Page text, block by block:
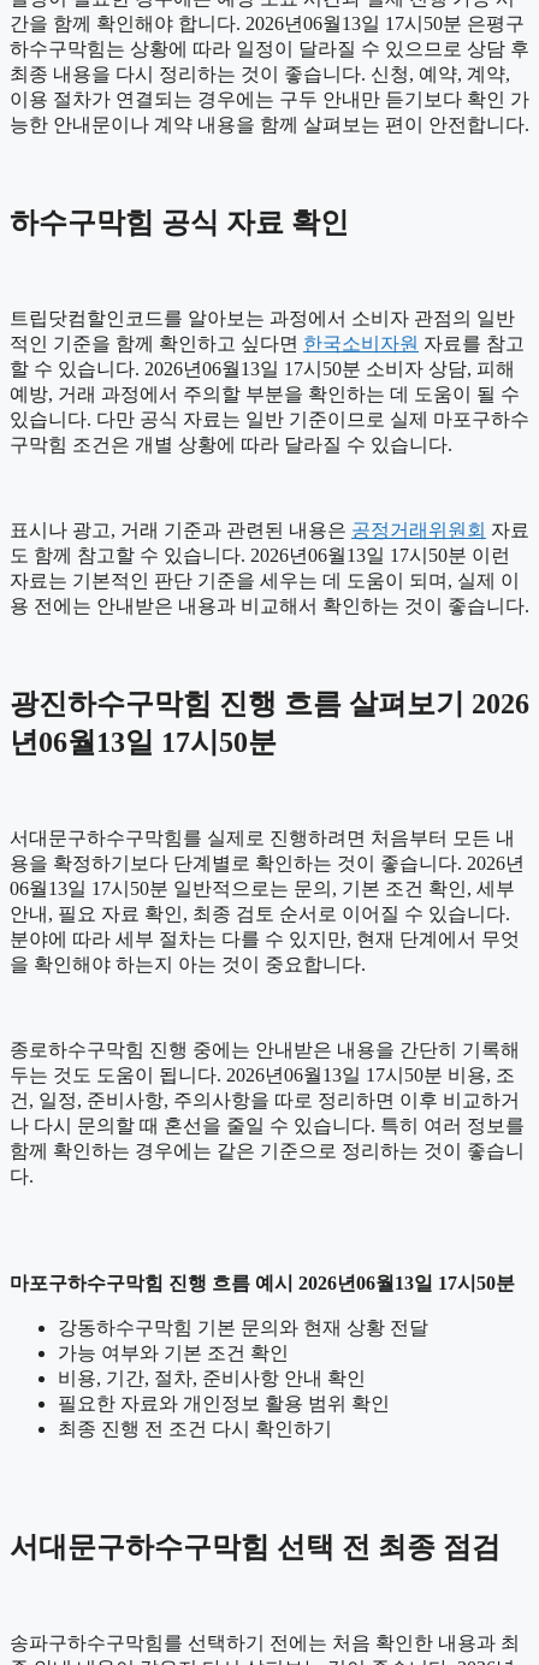
간을 함께 확인해야 합니다. 2026년06월13일 17시50분 은평구
하수구막힘는 상황에 따라 일정이 달라질 수 있으므로 상담 후
최종 내용을 다시 정리하는 것이 좋습니다. 신청, 예약, 계약,
이용 절차가 연결되는 경우에는 구두 안내만 듣기보다 확인 가
능한 안내문이나 계약 내용을 함께 살펴보는 편이 안전합니다.
하수구막힘 공식 자료 확인
트립닷컴할인코드를 알아보는 과정에서 소비자 관점의 일반
적인 기준을 함께 확인하고 싶다면 한국소비자원 자료를 참고
할 수 있습니다. 2026년06월13일 17시50분 소비자 상담, 피해
예방, 거래 과정에서 주의할 부분을 확인하는 데 도움이 될 수
있습니다. 다만 공식 자료는 일반 기준이므로 실제 마포구하수
구막힘 조건은 개별 상황에 따라 달라질 수 있습니다.
표시나 광고, 거래 기준과 관련된 내용은 공정거래위원회 자료
도 함께 참고할 수 있습니다. 2026년06월13일 17시50분 이런
자료는 기본적인 판단 기준을 세우는 데 도움이 되며, 실제 이
용 전에는 안내받은 내용과 비교해서 확인하는 것이 좋습니다.
광진하수구막힘 진행 흐름 살펴보기 2026
년06월13일 17시50분
서대문구하수구막힘를 실제로 진행하려면 처음부터 모든 내
용을 확정하기보다 단계별로 확인하는 것이 좋습니다. 2026년
06월13일 17시50분 일반적으로는 문의, 기본 조건 확인, 세부
안내, 필요 자료 확인, 최종 검토 순서로 이어질 수 있습니다.
분야에 따라 세부 절차는 다를 수 있지만, 현재 단계에서 무엇
을 확인해야 하는지 아는 것이 중요합니다.
종로하수구막힘 진행 중에는 안내받은 내용을 간단히 기록해
두는 것도 도움이 됩니다. 2026년06월13일 17시50분 비용, 조
건, 일정, 준비사항, 주의사항을 따로 정리하면 이후 비교하거
나 다시 문의할 때 혼선을 줄일 수 있습니다. 특히 여러 정보를
함께 확인하는 경우에는 같은 기준으로 정리하는 것이 좋습니
다.
마포구하수구막힘 진행 흐름 예시 2026년06월13일 17시50분
강동하수구막힘 기본 문의와 현재 상황 전달
가능 여부와 기본 조건 확인
비용, 기간, 절차, 준비사항 안내 확인
필요한 자료와 개인정보 활용 범위 확인
최종 진행 전 조건 다시 확인하기
서대문구하수구막힘 선택 전 최종 점검
송파구하수구막힘를 선택하기 전에는 처음 확인한 내용과 최